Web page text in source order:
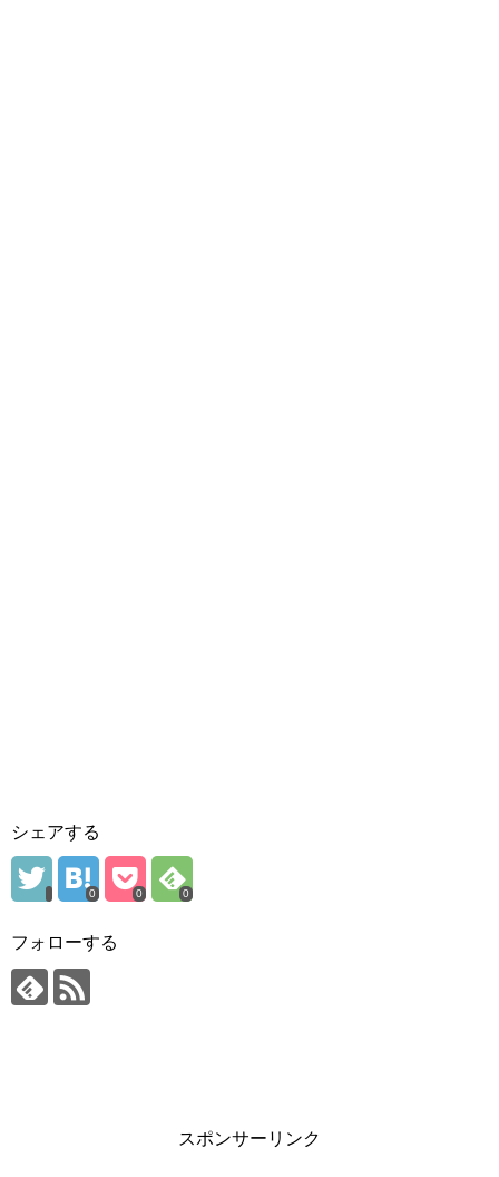
シェアする
0 0 0
フォローする
スポンサーリンク